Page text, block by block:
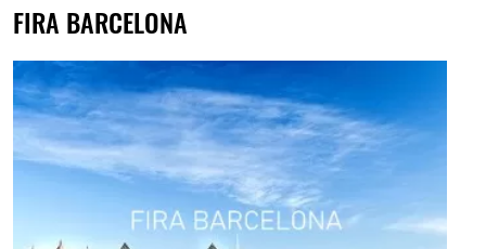
FIRA BARCELONA